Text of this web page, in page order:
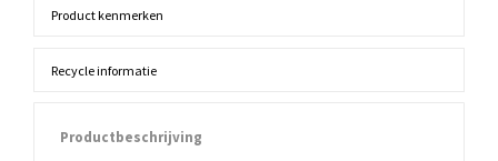
Product kenmerken
Recycle informatie
Productbeschrijving